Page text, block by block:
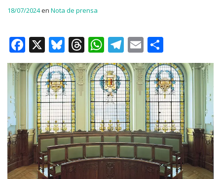
18/07/2024en Nota de prensa
F
a
c
b
o
o
k
X
Bl
u
e
s
k
y
T
h
re
a
d
s
W
h
at
s
A
p
p
T
el
e
gr
a
m
E
m
ai
l
o
m
p
ar
ti
r